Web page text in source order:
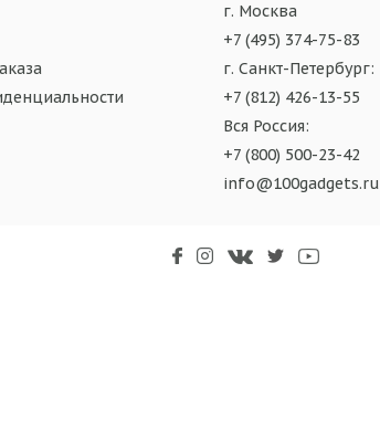
г. Москва
+7 (495) 374-75-83
г. Санкт-Петербург:
+7 (812) 426-13-55
Вся Россия:
+7 (800) 500-23-42
info@100gadgets.ru